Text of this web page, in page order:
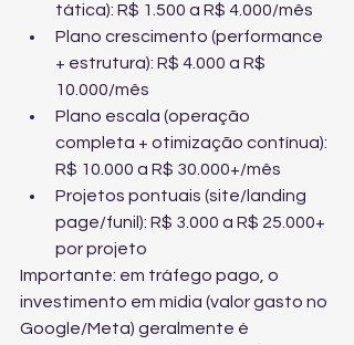
tática): R$ 1.500 a R$ 4.000/mês
Plano crescimento (performance
+ estrutura): R$ 4.000 a R$
10.000/mês
Plano escala (operação
completa + otimização contínua):
R$ 10.000 a R$ 30.000+/mês
Projetos pontuais (site/landing
page/funil): R$ 3.000 a R$ 25.000+
por projeto
Importante: em tráfego pago, o
investimento em mídia (valor gasto no
Google/Meta) geralmente é